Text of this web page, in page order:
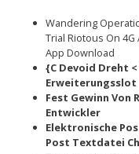
Wandering
Trial Riotous On
App Download
{C Devoid Dreht
Erweiterungsslot
Fest Gewinn Von
Entwickler
Elektronische
Post Textdatei